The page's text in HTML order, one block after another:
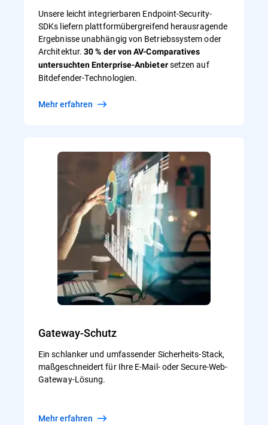
Unsere leicht integrierbaren Endpoint-Security-
SDKs liefern plattformübergreifend herausragende
Ergebnisse unabhängig von Betriebssystem oder
Architektur.30 % der von AV-Comparatives
untersuchten Enterprise-Anbietersetzen auf
Bitdefender-Technologien.
Mehr erfahren
Gateway-Schutz
Ein schlanker und umfassender Sicherheits-Stack,
maßgeschneidert für Ihre E-Mail- oder Secure-Web-
Gateway-Lösung.
Mehr erfahren